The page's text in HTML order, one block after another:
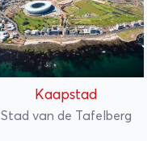
Kaapstad
Stad van de Tafelberg